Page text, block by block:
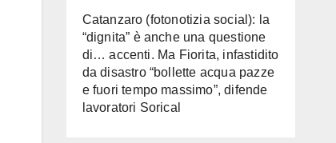
Catanzaro (fotonotizia social): la
“dignita” è anche una questione
di… accenti. Ma Fiorita, infastidito
da disastro “bollette acqua pazze
e fuori tempo massimo”, difende
lavoratori Sorical